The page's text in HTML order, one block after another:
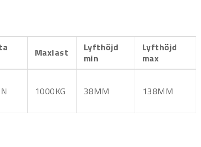
Maxlast
Lyfthöjd
min
Lyfthöjd
max
1000KG 38MM 138MM